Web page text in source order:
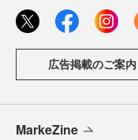
広告掲載のご案内
MarkeZine